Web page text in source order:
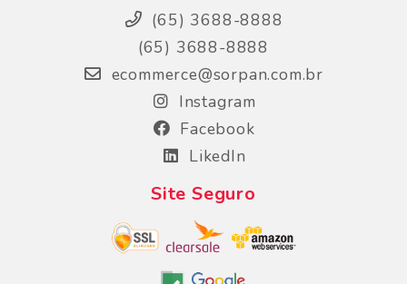
(65) 3688-8888
(65) 3688-8888
ecommerce@sorpan.com.br
Instagram
Facebook
LikedIn
Site Seguro